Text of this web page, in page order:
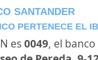
SANTANDER
PERTENECE EL
es 0049, el